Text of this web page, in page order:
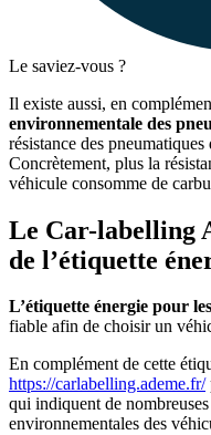
Le saviez-vous ?
Il existe aussi, en
environnementale des
résistance des
Concrètement, plus la
véhicule consomme de
Le Car-labelling
de l’étiquette
L’étiquette énergie pour
fiable afin de choisir un
En complément de cette
https://carlabelling.ademe.fr/
qui indiquent de
environnementales des